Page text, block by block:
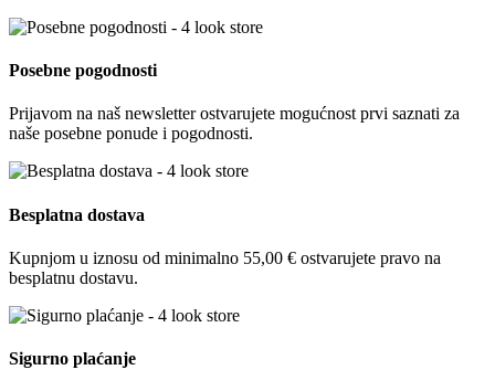
Posebne pogodnosti
Prijavom na naš newsletter ostvarujete mogućnost prvi saznati za
naše posebne ponude i pogodnosti.
Besplatna dostava
Kupnjom u iznosu od minimalno 55,00 € ostvarujete pravo na
besplatnu dostavu.
Sigurno plaćanje